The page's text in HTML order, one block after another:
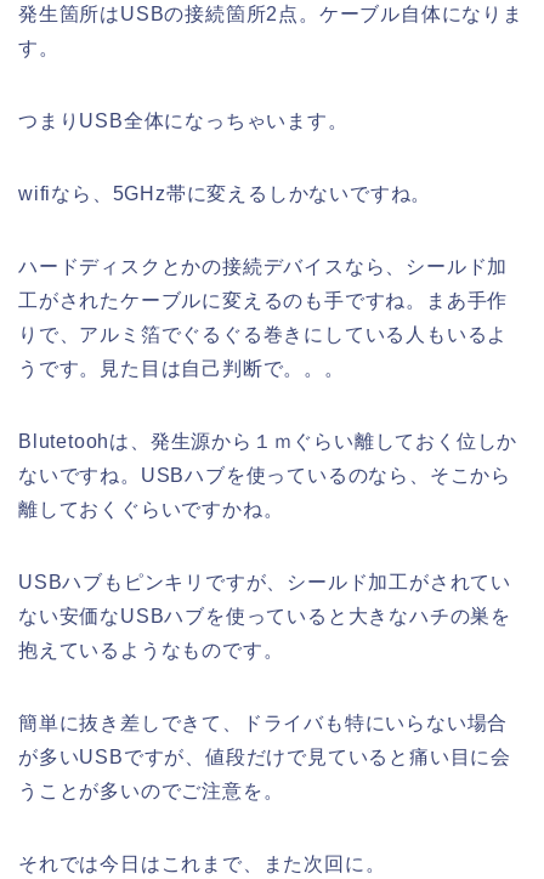
発生箇所はUSBの接続箇所2点。ケーブル自体になりま
す。
つまりUSB全体になっちゃいます。
wifiなら、5GHz帯に変えるしかないですね。
ハードディスクとかの接続デバイスなら、シールド加
工がされたケーブルに変えるのも手ですね。まあ手作
りで、アルミ箔でぐるぐる巻きにしている人もいるよ
うです。見た目は自己判断で。。。
Blutetoohは、発生源から１ｍぐらい離しておく位しか
ないですね。USBハブを使っているのなら、そこから
離しておくぐらいですかね。
USBハブもピンキリですが、シールド加工がされてい
ない安価なUSBハブを使っていると大きなハチの巣を
抱えているようなものです。
簡単に抜き差しできて、ドライバも特にいらない場合
が多いUSBですが、値段だけで見ていると痛い目に会
うことが多いのでご注意を。
それでは今日はこれまで、また次回に。